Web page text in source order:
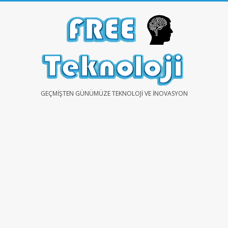
FREEGEÇMIŞTEN GÜNÜMÜZE TEKNOLOJI VE İNOVASYON